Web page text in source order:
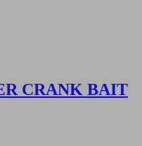
CRANK BAIT